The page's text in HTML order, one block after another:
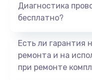
Замена
Диагностика
бесплатно?
Есть ли гарантия
ремонта и на
при ремонте